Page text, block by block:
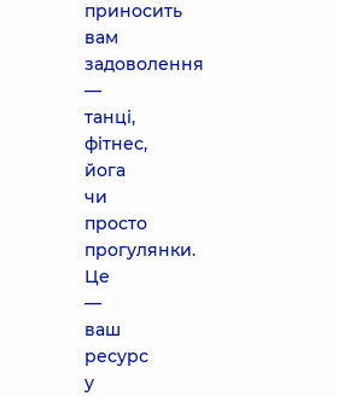
приносить
вам
задоволення
—
танці,
фітнес,
йога
чи
просто
прогулянки.
Це
—
ваш
ресурс
у